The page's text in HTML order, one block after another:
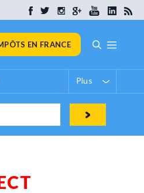
EN FRANCE
Plus